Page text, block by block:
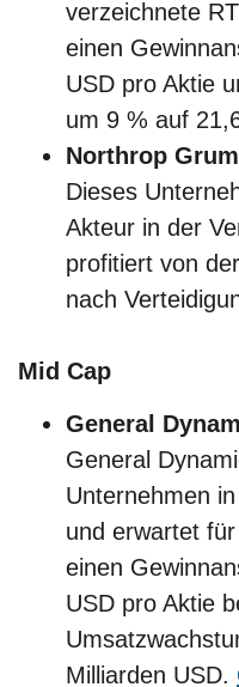
verzeichnete
einen
USD pro Aktie
um 9 % auf
Northrop
Dieses
Akteur in der
profitiert von
nach
Mid Cap
General
General
Unternehmen
und erwartet
einen
USD pro Aktie
Milliarden USD.